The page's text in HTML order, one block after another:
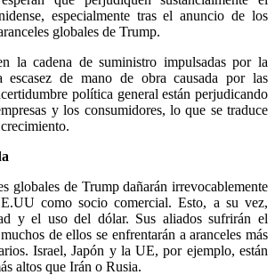
especialmente tras el anuncio de los
globales de Trump.
la cadena de suministro impulsadas por la
escasez de mano de obra causada por las
política general están perjudicando
y los consumidores, lo que se traduce
globales de Trump dañarán irrevocablemente
como socio comercial. Esto, a su vez,
y el uso del dólar. Sus aliados sufrirán el
de ellos se enfrentarán a aranceles más
Israel, Japón y la UE, por ejemplo, están
altos que Irán o Rusia.